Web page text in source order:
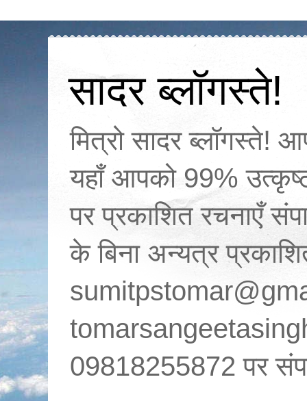
सादर ब्लॉगस्ते!
मित्रो सादर ब्लॉगस्ते!
यहाँ आपको 99%
पर प्रकाशित रचनाएँ
के बिना अन्यत्र
09818255872 पर